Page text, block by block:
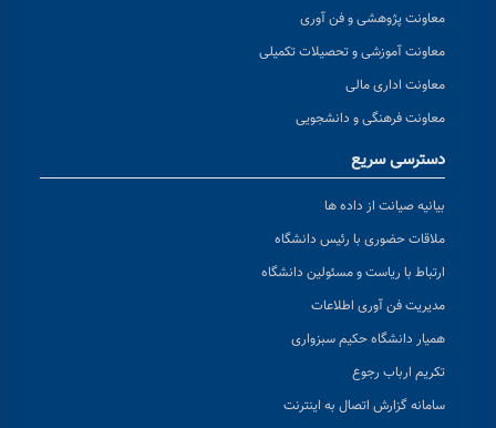
معاونت پژوهشی و فن آوری
معاونت آموزشی و تحصیلات تکمیلی
معاونت اداری مالی
معاونت فرهنگی و دانشجویی
دسترسی سریع
بیانیه صیانت از داده ها
ملاقات حضوری با رئیس دانشگاه
ارتباط با ریاست و مسئولین دانشگاه
مدیریت فن آوری اطلاعات
همیار دانشگاه حکیم سبزواری
تکریم ارباب رجوع
سامانه گزارش اتصال به اینترنت